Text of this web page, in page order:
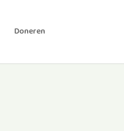
Doneren